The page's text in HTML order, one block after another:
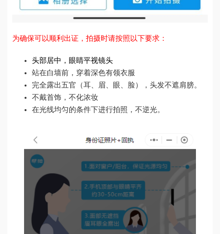
为确保可以顺利出证，拍摄时请按照以下要求：
头部居中，眼睛平视镜头
站在白墙前，穿着深色有领衣服
完全露出五官（耳、眉、眼、脸），头发不遮肩膀。
不戴首饰，不化浓妆
在光线均匀的条件下进行拍照，不逆光。